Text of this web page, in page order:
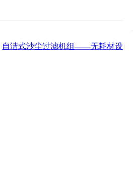
自洁式沙尘过滤机组——无耗材设